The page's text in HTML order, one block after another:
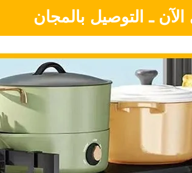
ـ التوصيل بالمجان